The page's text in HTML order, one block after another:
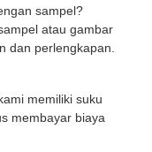
sampel?
atau gambar
dan perlengkapan.
memiliki suku
membayar biaya